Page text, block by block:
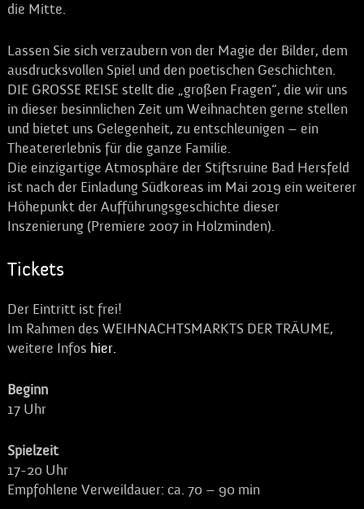
die Mitte.
Lassen Sie sich verzaubern von der Magie der Bilder, dem
ausdrucksvollen Spiel und den poetischen Geschichten.
DIE GROSSE REISE stellt die „großen Fragen“, die wir uns
in dieser besinnlichen Zeit um Weihnachten gerne stellen
und bietet uns Gelegenheit, zu entschleunigen – ein
Theatererlebnis für die ganze Familie.
Die einzigartige Atmosphäre der Stiftsruine Bad Hersfeld
ist nach der Einladung Südkoreas im Mai 2019 ein weiterer
Höhepunkt der Aufführungsgeschichte dieser
Inszenierung (Premiere 2007 in Holzminden).
Tickets
Der Eintritt ist frei!
Im Rahmen des WEIHNACHTSMARKTS DER TRÄUME,
weitere Infos hier.
Beginn
17 Uhr
Spielzeit
17-20 Uhr
Empfohlene Verweildauer: ca. 70 – 90 min